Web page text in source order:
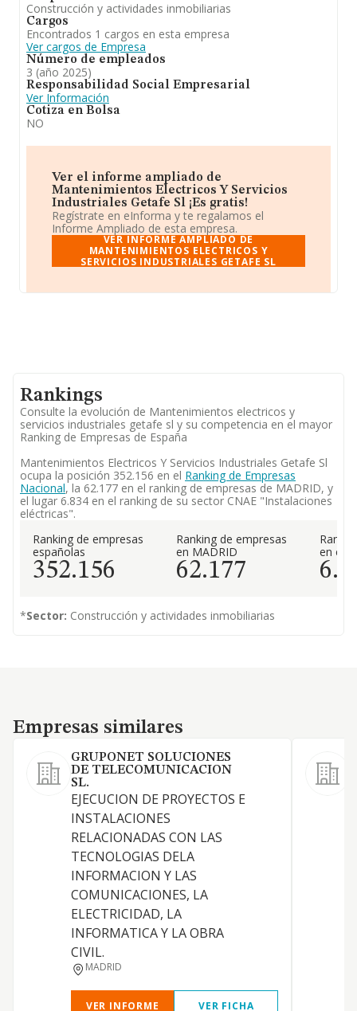
Construcción y actividades inmobiliarias
Cargos
Encontrados 1 cargos en esta empresa
Ver cargos de Empresa
Número de empleados
3 (año 2025)
Responsabilidad Social Empresarial
Ver Información
Cotiza en Bolsa
NO
Ver el informe ampliado de
Mantenimientos Electricos Y Servicios
Industriales Getafe Sl ¡Es gratis!
Regístrate en eInforma y te regalamos el
Informe Ampliado de esta empresa.
VER INFORME AMPLIADO DE
MANTENIMIENTOS ELECTRICOS Y
SERVICIOS INDUSTRIALES GETAFE SL
Rankings
Consulte la evolución de Mantenimientos electricos y
servicios industriales getafe sl y su competencia en el mayor
Ranking de Empresas de España
Mantenimientos Electricos Y Servicios Industriales Getafe Sl
ocupa la posición 352.156 en el Ranking de Empresas
Nacional, la 62.177 en el ranking de empresas de MADRID, y
el lugar 6.834 en el ranking de su sector CNAE "Instalaciones
eléctricas".
Ranking de empresas
españolas
352.156
Ranking de empresas
en MADRID
62.177
en el
*Sector: Construcción y actividades inmobiliarias
Empresas similares
Empresas similares
GRUPONET SOLUCIONES
DE TELECOMUNICACION
SL.
EJECUCION DE PROYECTOS E
INSTALACIONES
RELACIONADAS CON LAS
TECNOLOGIAS DELA
INFORMACION Y LAS
COMUNICACIONES, LA
ELECTRICIDAD, LA
INFORMATICA Y LA OBRA
CIVIL.
MADRID
VER INFORME VER FICHA